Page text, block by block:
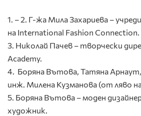
1. – 2. Г-жа Мила Захариева –
на International Fashion Connection.
3. Николай Пачев – творчески
Academy.
4. Боряна Вътова, Татяна
инж. Милена Кузманова (от ляво
5. Боряна Вътова – моден
художник.